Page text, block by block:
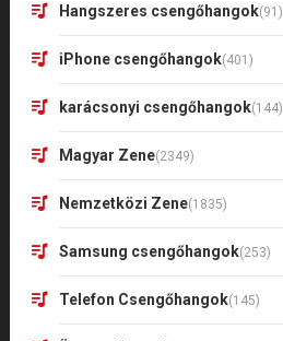
Hangszeres csengőhangok(91)
iPhone csengőhangok(401)
karácsonyi csengőhangok(144)
Magyar Zene(2349)
Nemzetközi Zene(1835)
Samsung csengőhangok(253)
Telefon Csengőhangok(145)